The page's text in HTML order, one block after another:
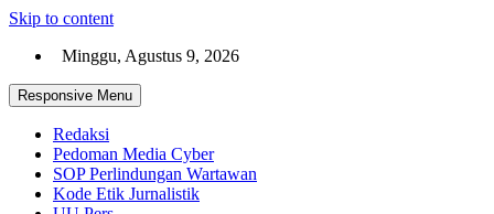
Skip to content
Minggu, Agustus 9, 2026
Responsive Menu
Redaksi
Pedoman Media Cyber
SOP Perlindungan Wartawan
Kode Etik Jurnalistik